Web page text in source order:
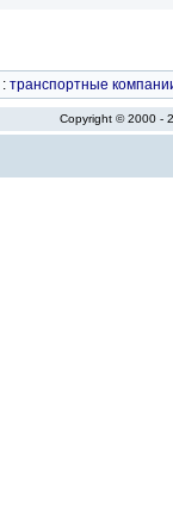
: транспортные
Copyright © 2000 -